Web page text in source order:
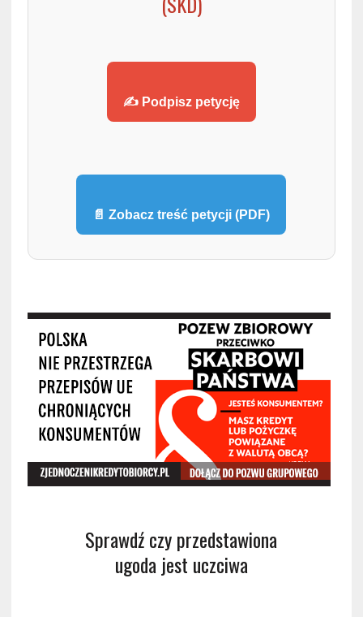
✍️ Podpisz petycję
📄 Zobacz treść petycji (PDF)
Sprawdź czy przedstawiona
ugoda jest uczciwa